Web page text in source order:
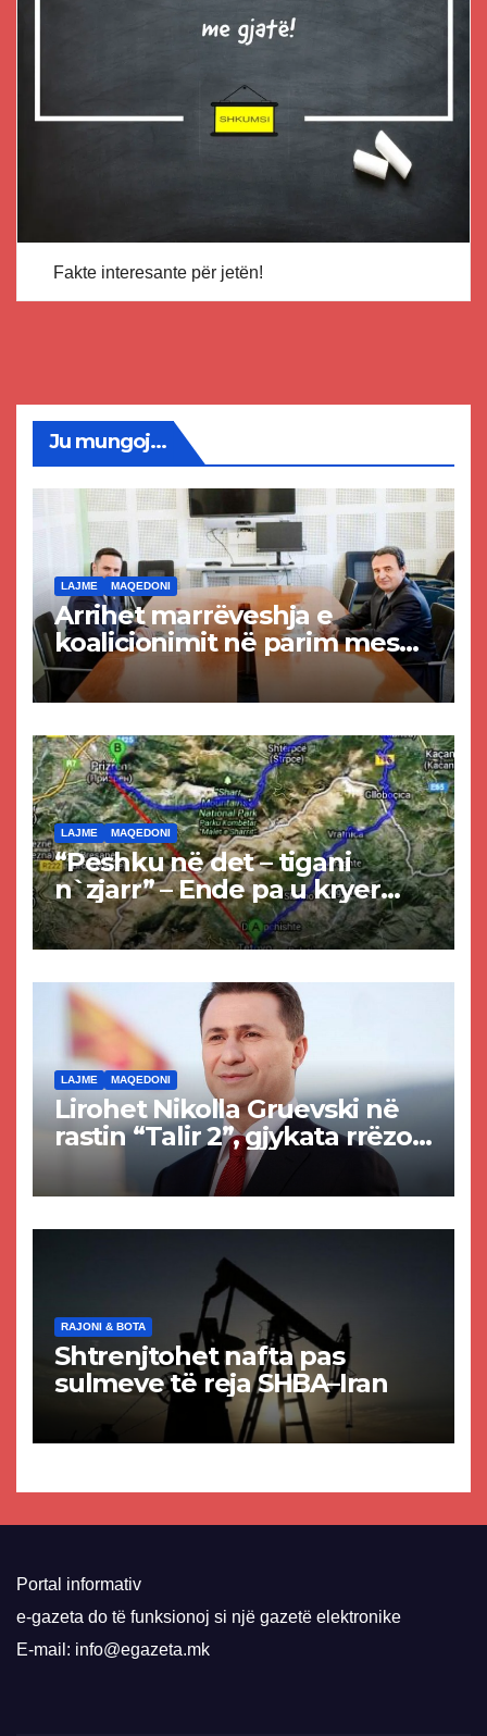
Fakte interesante për jetën!
Ju mungoj...
LAJME MAQEDONI
Arrihet marrëveshja e
koalicionimit në parim mes
Kurtit dhe Abdixhikut
LAJME MAQEDONI
“Peshku në det – tigani
n`zjarr” – Ende pa u kryer
projekti i tunelit, komuna e
Tetovës nis punimet për
LAJME MAQEDONI
Lirohet Nikolla Gruevski në
rastin “Talir 2”, gjykata rrëzon
akuzat për ndërtimin e
paligjshëm të selisë së
RAJONI & BOTA
Shtrenjtohet nafta pas
sulmeve të reja SHBA–Iran
Portal informativ
e-gazeta do të funksionoj si një gazetë elektronike
E-mail: info@egazeta.mk